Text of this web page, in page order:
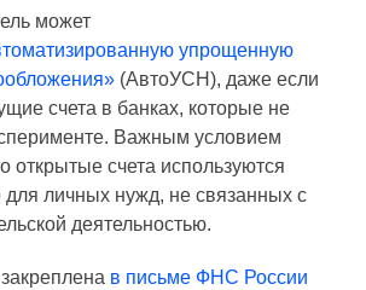
может
упрощенную
(АвтоУСН), даже если
счета в банках, которые не
Важным условием
открытые счета используются
для личных нужд, не связанных с
деятельностью.
в письме ФНС России